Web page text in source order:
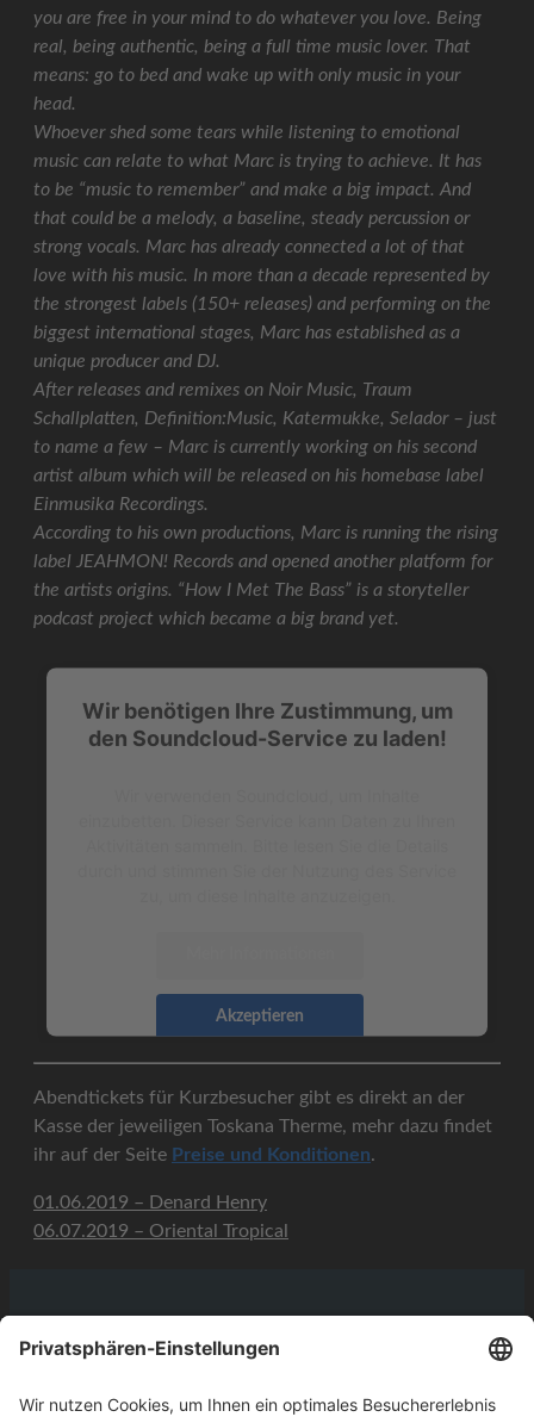
you are free in your mind to do whatever you love. Being
real, being authentic, being a full time music lover. That
means: go to bed and wake up with only music in your
head.
Whoever shed some tears while listening to emotional
music can relate to what Marc is trying to achieve. It has
to be “music to remember” and make a big impact. And
that could be a melody, a baseline, steady percussion or
strong vocals. Marc has already connected a lot of that
love with his music. In more than a decade represented by
the strongest labels (150+ releases) and performing on the
biggest international stages, Marc has established as a
unique producer and DJ.
After releases and remixes on Noir Music, Traum
Schallplatten, Definition:Music, Katermukke, Selador – just
to name a few – Marc is currently working on his second
artist album which will be released on his homebase label
Einmusika Recordings.
According to his own productions, Marc is running the rising
label JEAHMON! Records and opened another platform for
the artists origins. “How I Met The Bass” is a storyteller
podcast project which became a big brand yet.
Wir benötigen Ihre Zustimmung, um
den Soundcloud-Service zu laden!
Akzeptieren
Abendtickets für Kurzbesucher gibt es direkt an der
Kasse der jeweiligen Toskana Therme, mehr dazu findet
ihr auf der Seite Preise und Konditionen.
01.06.2019 – Denard Henry
06.07.2019 – Oriental Tropical